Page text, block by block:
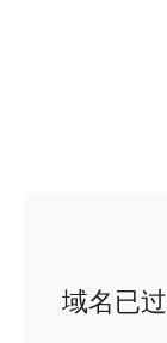
域名已